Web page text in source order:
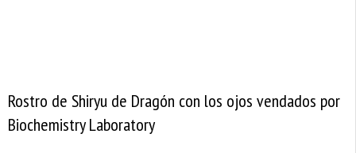
Rostro de Shiryu de Dragón con los ojos vendados por
Biochemistry Laboratory